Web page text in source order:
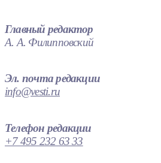
Главный редактор
А. А. Филипповский
Эл. почта редакции
info@vesti.ru
Телефон редакции
+7 495 232 63 33